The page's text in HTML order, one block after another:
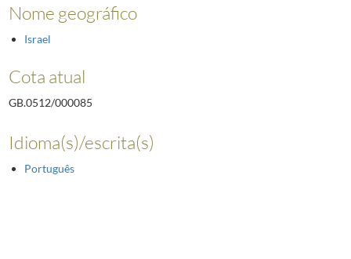
Nome geográfico
Israel
Cota atual
GB.0512/000085
Idioma(s)/escrita(s)
Português